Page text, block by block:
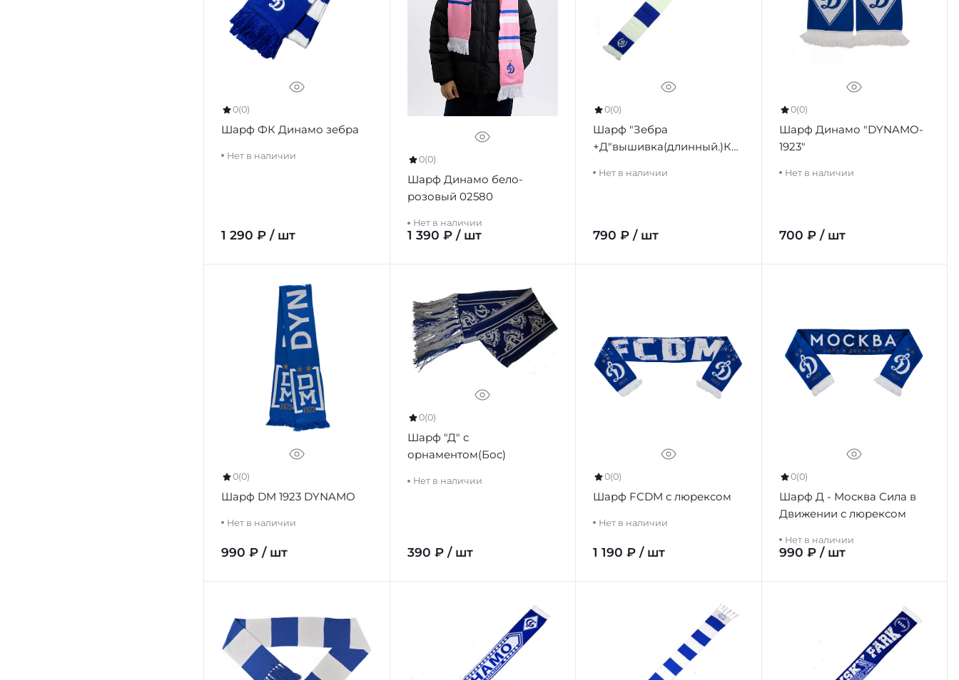
0(0)
Шарф ФК Динамо зебра
Нет в наличии
1 290 ₽ / шт
0(0)
Шарф Динамо бело-
розовый 02580
Нет в наличии
1 390 ₽ / шт
0(0)
Шарф "Зебра
+Д"вышивка(длинный.)КТ
Нет в наличии
790 ₽ / шт
0(0)
Шарф Динамо "DYNAMO-
1923"
Нет в наличии
700 ₽ / шт
0(0)
Шарф DM 1923 DYNAMO
Нет в наличии
990 ₽ / шт
0(0)
Шарф "Д" с
орнаментом(Бос)
Нет в наличии
390 ₽ / шт
0(0)
Шарф FCDM с люрексом
Нет в наличии
1 190 ₽ / шт
0(0)
Шарф Д - Москва Сила в
Движении с люрексом
Нет в наличии
990 ₽ / шт